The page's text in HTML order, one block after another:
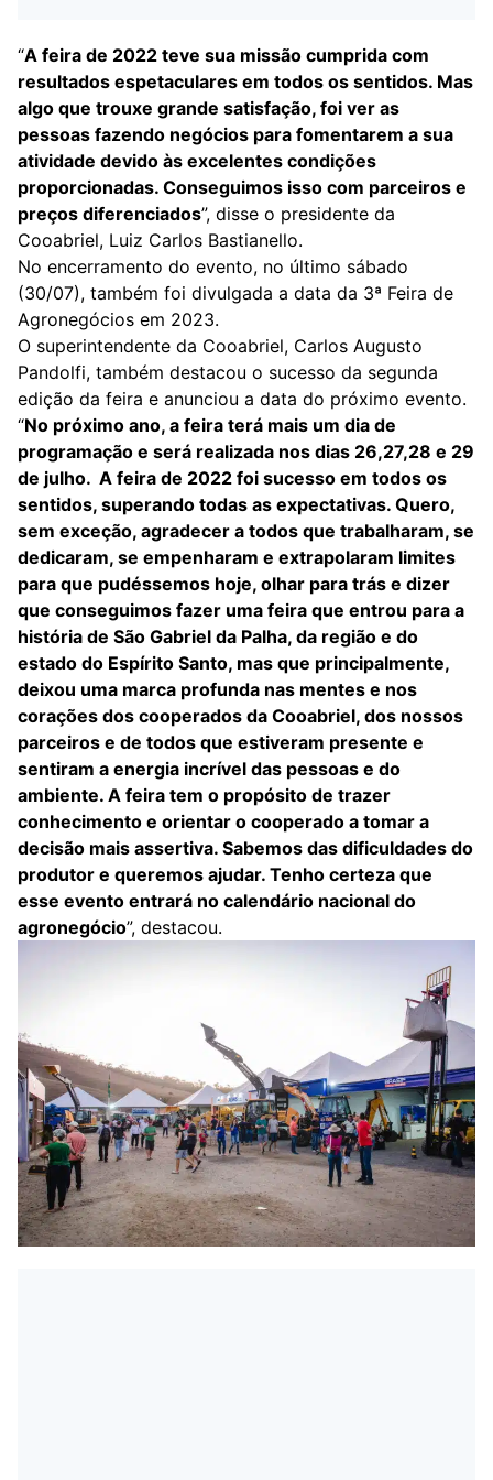
“A feira de 2022 teve sua missão cumprida com
resultados espetaculares em todos os sentidos. Mas
algo que trouxe grande satisfação, foi ver as
pessoas fazendo negócios para fomentarem a sua
atividade devido às excelentes condições
proporcionadas. Conseguimos isso com parceiros e
preços diferenciados”, disse o presidente da
Cooabriel, Luiz Carlos Bastianello.
No encerramento do evento, no último sábado
(30/07), também foi divulgada a data da 3ª Feira de
Agronegócios em 2023.
O superintendente da Cooabriel, Carlos Augusto
Pandolfi, também destacou o sucesso da segunda
edição da feira e anunciou a data do próximo evento.
“No próximo ano, a feira terá mais um dia de
programação e será realizada nos dias 26,27,28 e 29
de julho. A feira de 2022 foi sucesso em todos os
sentidos, superando todas as expectativas. Quero,
sem exceção, agradecer a todos que trabalharam, se
dedicaram, se empenharam e extrapolaram limites
para que pudéssemos hoje, olhar para trás e dizer
que conseguimos fazer uma feira que entrou para a
história de São Gabriel da Palha, da região e do
estado do Espírito Santo, mas que principalmente,
deixou uma marca profunda nas mentes e nos
corações dos cooperados da Cooabriel, dos nossos
parceiros e de todos que estiveram presente e
sentiram a energia incrível das pessoas e do
ambiente. A feira tem o propósito de trazer
conhecimento e orientar o cooperado a tomar a
decisão mais assertiva. Sabemos das dificuldades do
produtor e queremos ajudar. Tenho certeza que
esse evento entrará no calendário nacional do
agronegócio”, destacou.